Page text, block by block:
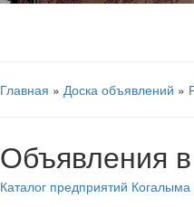
Главная » Доска объявлений »
Объявления
Каталог предприятий Когалыма